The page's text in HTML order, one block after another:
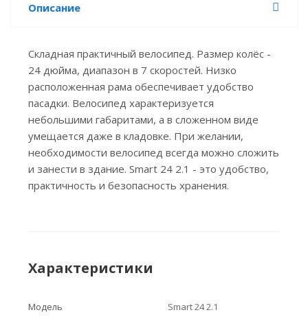
Описание
Складная практичный велосипед. Размер колёс -
24 дюйма, диапазон в 7 скоростей. Низко
расположенная рама обеспечивает удобство
пасадки. Велосипед характеризуется
небольшими габаритами, а в сложенном виде
умещается даже в кладовке. При желании,
необходимости велосипед всегда можно сложить
и занести в здание. Smart 24 2.1 - это удобство,
практичность и безопасность хранения.
Характеристики
Модель
Smart 24 2.1